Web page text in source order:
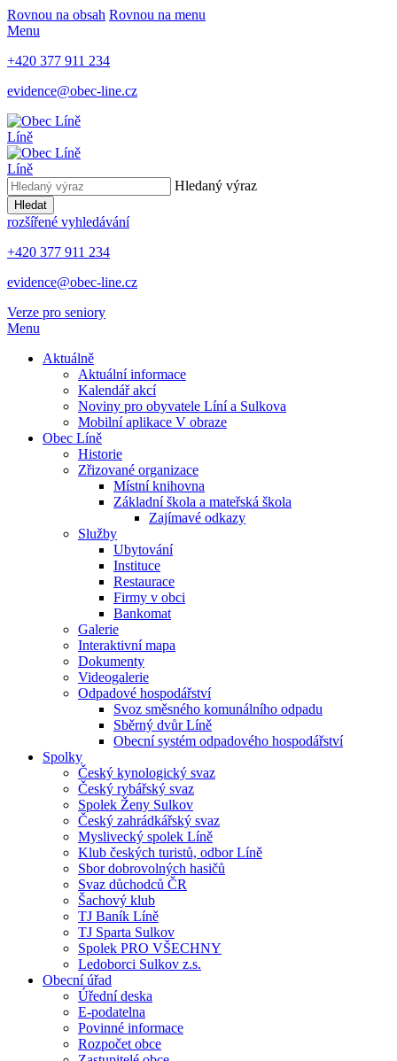
Rovnou na obsah Rovnou na menu
Menu
+420 377 911 234
evidence@obec-line.cz
Líně
Líně
Hledaný výraz
Hledat
rozšířené vyhledávání
+420 377 911 234
evidence@obec-line.cz
Verze pro seniory
Menu
Aktuálně
Aktuální informace
Kalendář akcí
Noviny pro obyvatele Líní a Sulkova
Mobilní aplikace V obraze
Obec Líně
Historie
Zřizované organizace
Místní knihovna
Základní škola a mateřská škola
Zajímavé odkazy
Služby
Ubytování
Instituce
Restaurace
Firmy v obci
Bankomat
Galerie
Interaktivní mapa
Dokumenty
Videogalerie
Odpadové hospodářství
Svoz směsného komunálního odpadu
Sběrný dvůr Líně
Obecní systém odpadového hospodářství
Spolky
Český kynologický svaz
Český rybářský svaz
Spolek Ženy Sulkov
Český zahrádkářský svaz
Myslivecký spolek Líně
Klub českých turistů, odbor Líně
Sbor dobrovolných hasičů
Svaz důchodců ČR
Šachový klub
TJ Baník Líně
TJ Sparta Sulkov
Spolek PRO VŠECHNY
Ledoborci Sulkov z.s.
Obecní úřad
Úřední deska
E-podatelna
Povinné informace
Rozpočet obce